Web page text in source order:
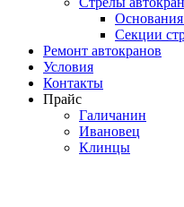
Основания
Секции
Ремонт автокранов
Условия
Контакты
Прайс
Галичанин
Ивановец
Клинцы